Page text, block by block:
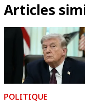
Articles
POLITIQUE